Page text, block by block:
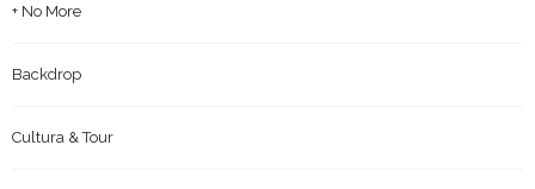
+ No More
Backdrop
Cultura & Tour